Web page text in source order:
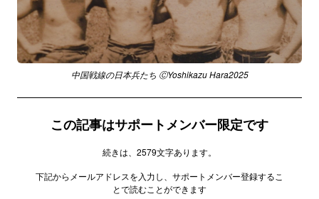
中国戦線の日本兵たち ⒸYoshikazu Hara2025
この記事はサポートメンバー限定です
続きは、2579文字あります。
下記からメールアドレスを入力し、サポートメンバー登録するこ
とで読むことができます